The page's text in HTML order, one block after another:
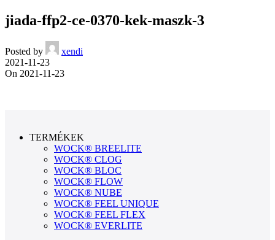
jiada-ffp2-ce-0370-kek-maszk-3
Posted by
xendi
2021-11-23
On 2021-11-23
TERMÉKEK
WOCK® BREELITE
WOCK® CLOG
WOCK® BLOC
WOCK® FLOW
WOCK® NUBE
WOCK® FEEL UNIQUE
WOCK® FEEL FLEX
WOCK® EVERLITE